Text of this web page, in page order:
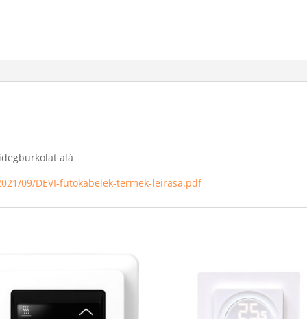
alá
09/DEVI-futokabelek-termek-leirasa.pdf